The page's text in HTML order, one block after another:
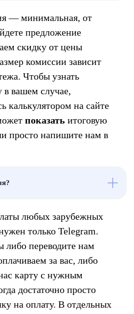
— минимальная, от
предложение
скидку от цены
комиссии зависит
Чтобы узнать
вашем случае,
калькулятором на сайте
показать итоговую
просто напишите нам в
любых зарубежных
только Telegram.
либо переводите нам
за вас, либо
карту с нужным
достаточно просто
на оплату. В отдельных